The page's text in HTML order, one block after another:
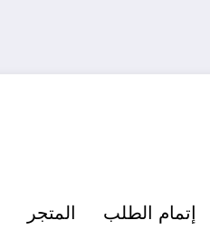
إتمام الطلب المتجر